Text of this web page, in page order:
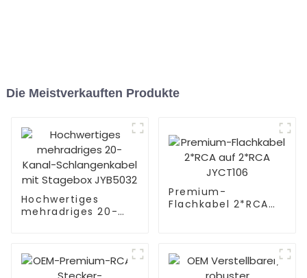
Die Meistverkauften Produkte
Hochwertiges
mehradriges 20-
Premium-
Flachkabel 2*RCA